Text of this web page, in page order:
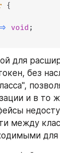
{
void ;
для
без
и в то
между